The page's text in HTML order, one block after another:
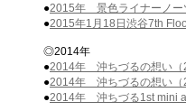
●2015年 景色ライナーノー
●2015年1月18日渋谷7th
◎2014年
●2014年 沖ちづるの想い（
●2014年 沖ちづるの想い（
●2014年 沖ちづる1st mini